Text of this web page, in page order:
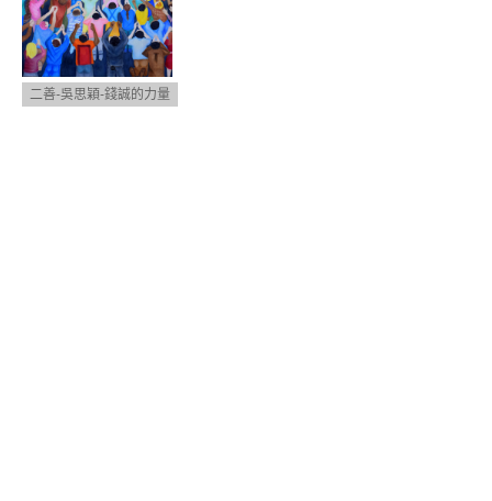
二善-吳思穎-錢誠的力量